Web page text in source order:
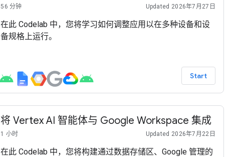
56 分钟 Updated 2026年7月27日
在此 Codelab 中，您将学习如何调整应用以在多种设备和设
备规格上运行。
Start
将 Vertex AI 智能体与 Google Workspace 集成
1 小时 Updated 2026年7月22日
在此 Codelab 中，您将构建通过数据存储区、Google 管理的